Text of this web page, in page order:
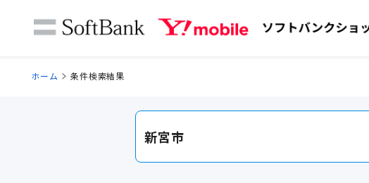
ホーム 条件検索結果
新宮市